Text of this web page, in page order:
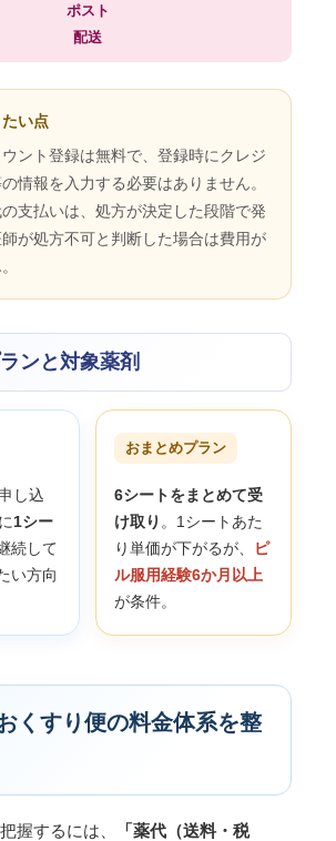
ポスト
配送
い点
ント登録は無料で、登録時にクレジ
情報を入力する必要はありません。
支払いは、処方が決定した段階で発
が処方不可と判断した場合は費用が
ンと対象薬剤
し込
1シー
続して
い方向
おまとめプラン
6シートをまとめて受
け取り 。1シートあた
り単価が下がるが、
ピ
ル服用経験6か月以上
が条件。
くすり便の料金体系を整
握するには、
「薬代（送料・税